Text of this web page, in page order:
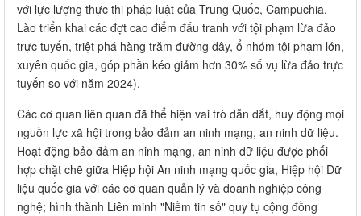
với lực lượng thực thi pháp luật của Trung Quốc, Campuchia,
Lào triển khai các đợt cao điểm đấu tranh với tội phạm lừa đảo
trực tuyến, triệt phá hàng trăm đường dây, ổ nhóm tội phạm lớn,
xuyên quốc gia, góp phần kéo giảm hơn 30% số vụ lừa đảo trực
tuyến so với năm 2024).
Các cơ quan liên quan đã thể hiện vai trò dẫn dắt, huy động mọi
nguồn lực xã hội trong bảo đảm an ninh mạng, an ninh dữ liệu.
Hoạt động bảo đảm an ninh mạng, an ninh dữ liệu được phối
hợp chặt chẽ giữa Hiệp hội An ninh mạng quốc gia, Hiệp hội Dữ
liệu quốc gia với các cơ quan quản lý và doanh nghiệp công
nghệ; hình thành Liên minh "Niềm tin số" quy tụ cộng đồng